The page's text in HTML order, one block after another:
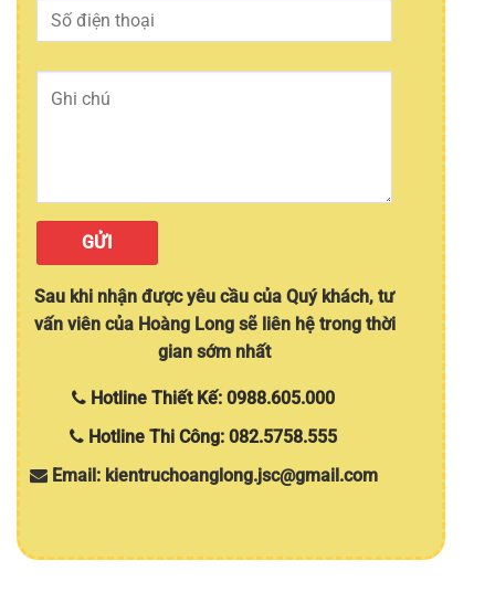
Sau khi nhận được yêu cầu của Quý khách, tư
vấn viên của Hoàng Long sẽ liên hệ trong thời
gian sớm nhất
Hotline Thiết Kế: 0988.605.000
Hotline Thi Công: 082.5758.555
Email: kientruchoanglong.jsc@gmail.com